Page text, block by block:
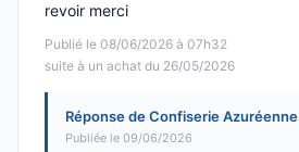
Publié le 08/06/2026 à 07h32
suite à un achat du 26/05/2026
revoir merci
Réponse de Confiserie Azuréenne
Publiée le 09/06/2026